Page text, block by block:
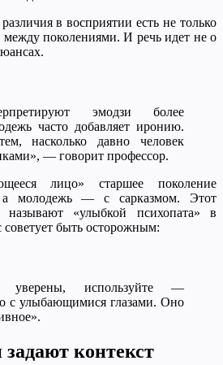
в восприятии есть не только
поколениями. И речь идет не о
эмодзи более
часто добавляет иронию.
насколько давно человек
— говорит профессор.
лицо» старшее поколение
а молодежь — с сарказмом. Этот
«улыбкой психопата» в
быть осторожным:
используйте —
с улыбающимися глазами. Оно
контекст